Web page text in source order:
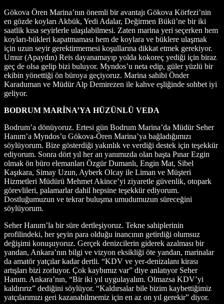
Gökova Ören Marina’nın önemli bir avantajı Gökova Körfezi’nin
en gözde koyları Akbük, Yedi Adalar, Değirmen Bükü’ne bir iki
saatlik kısa seyirlerle ulaşılabilmesi. Zaten marina yeri seçerken hem
koyları-bükleri kapatmaması hem de koylara ve büklere ulaşmak
için uzun seyir gerektirmemesi koşullarına dikkat etmek gerekiyor.
Umur (Apaydın) Reis dayanamayıp yolda kokoreç yediği için biraz
geç de olsa gelip bizi buluyor. Myndos’u neta edip, güler yüzlü bir
ekibin yönettiği ön büroya geçiyoruz. Marina sahibi Önder
Karaduman ve Müdür Alp Demirezen ile kahve eşliğinde sohbet iyi
geliyor.
BODRUM MARİNA’YA HÜZÜNLÜ VEDA
Bodrum’a dönüyoruz. Ertesi gün Bodrum Marina’da Müdür Seher
Hanım’a Myndos’u Gökova-Ören Marina’ya bağladığımızı
söylüyorum. Bize gösterdiği yakınlık ve verdiği destek için teşekkür
ediyorum. Sonra dört yıl her an yanımızda olan başta Pınar Ezgin
olmak ön büro elemanları Özgür Dumanlı, Engin Mat, Sibel
Kaşıkara, Simay Uzun, Ayberk Olcay ile Liman ve Müşteri
Hizmetleri Müdürü Mehmet Akince’yi ziyaretle güvenlik, otopark
görevlileri, palamarlar dahil hepsine teşekkür ediyorum.
Dostluğumuzun ve tekrar buluşma umudumuzun süreceğini
söylüyorum.
Seher Hanım’la bir süre dertleşiyoruz. Tekne sahiplerinin
profilindeki, her şeyin para olduğu inancının getirdiği olumsuz
değişimi konuşuyoruz. Gerçek denizcilerin giderek azalması bir
yandan, Ankara’nın bilgi ve vizyon eksikliği öte yandan, marinalar
da amatör yatçılar kadar dertli. “KDV ve yer-denizalanı kirası
artışları bizi zorluyor. Çok kaybımız var” diye anlatıyor Seher
Hanım. Ankara’nın, “Bir iki yıl uygulayalım. Olmazsa KDV’yi
kaldırırız” dediğini söylüyor. “Kaldırsalar bile bizim kaybettiğimiz
yatçılarımızı geri kazanabilmemiz için en az on yıl gerekir” diyor.